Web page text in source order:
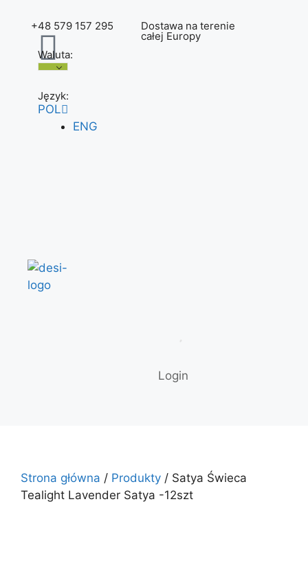
+48 579 157 295 Dostawa na terenie
całej Europy
Waluta:
Język:
POL
ENG
Login
Strona główna / Produkty / Satya Świeca
Tealight Lavender Satya -12szt